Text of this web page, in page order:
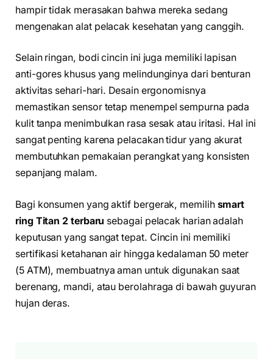
hampir tidak merasakan bahwa mereka sedang
mengenakan alat pelacak kesehatan yang canggih.
Selain ringan, bodi cincin ini juga memiliki lapisan
anti-gores khusus yang melindunginya dari benturan
aktivitas sehari-hari. Desain ergonomisnya
memastikan sensor tetap menempel sempurna pada
kulit tanpa menimbulkan rasa sesak atau iritasi. Hal ini
sangat penting karena pelacakan tidur yang akurat
membutuhkan pemakaian perangkat yang konsisten
sepanjang malam.
Bagi konsumen yang aktif bergerak, memilih smart
ring Titan 2 terbaru sebagai pelacak harian adalah
keputusan yang sangat tepat. Cincin ini memiliki
sertifikasi ketahanan air hingga kedalaman 50 meter
(5 ATM), membuatnya aman untuk digunakan saat
berenang, mandi, atau berolahraga di bawah guyuran
hujan deras.